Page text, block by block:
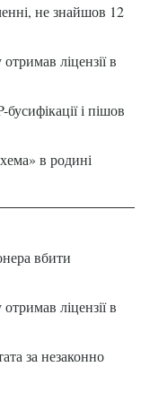
не знайшов 12
ліцензії в
і пішов
в родині
вбити
ліцензії в
за незаконно